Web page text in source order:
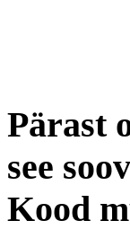
Pärast
see
Kood